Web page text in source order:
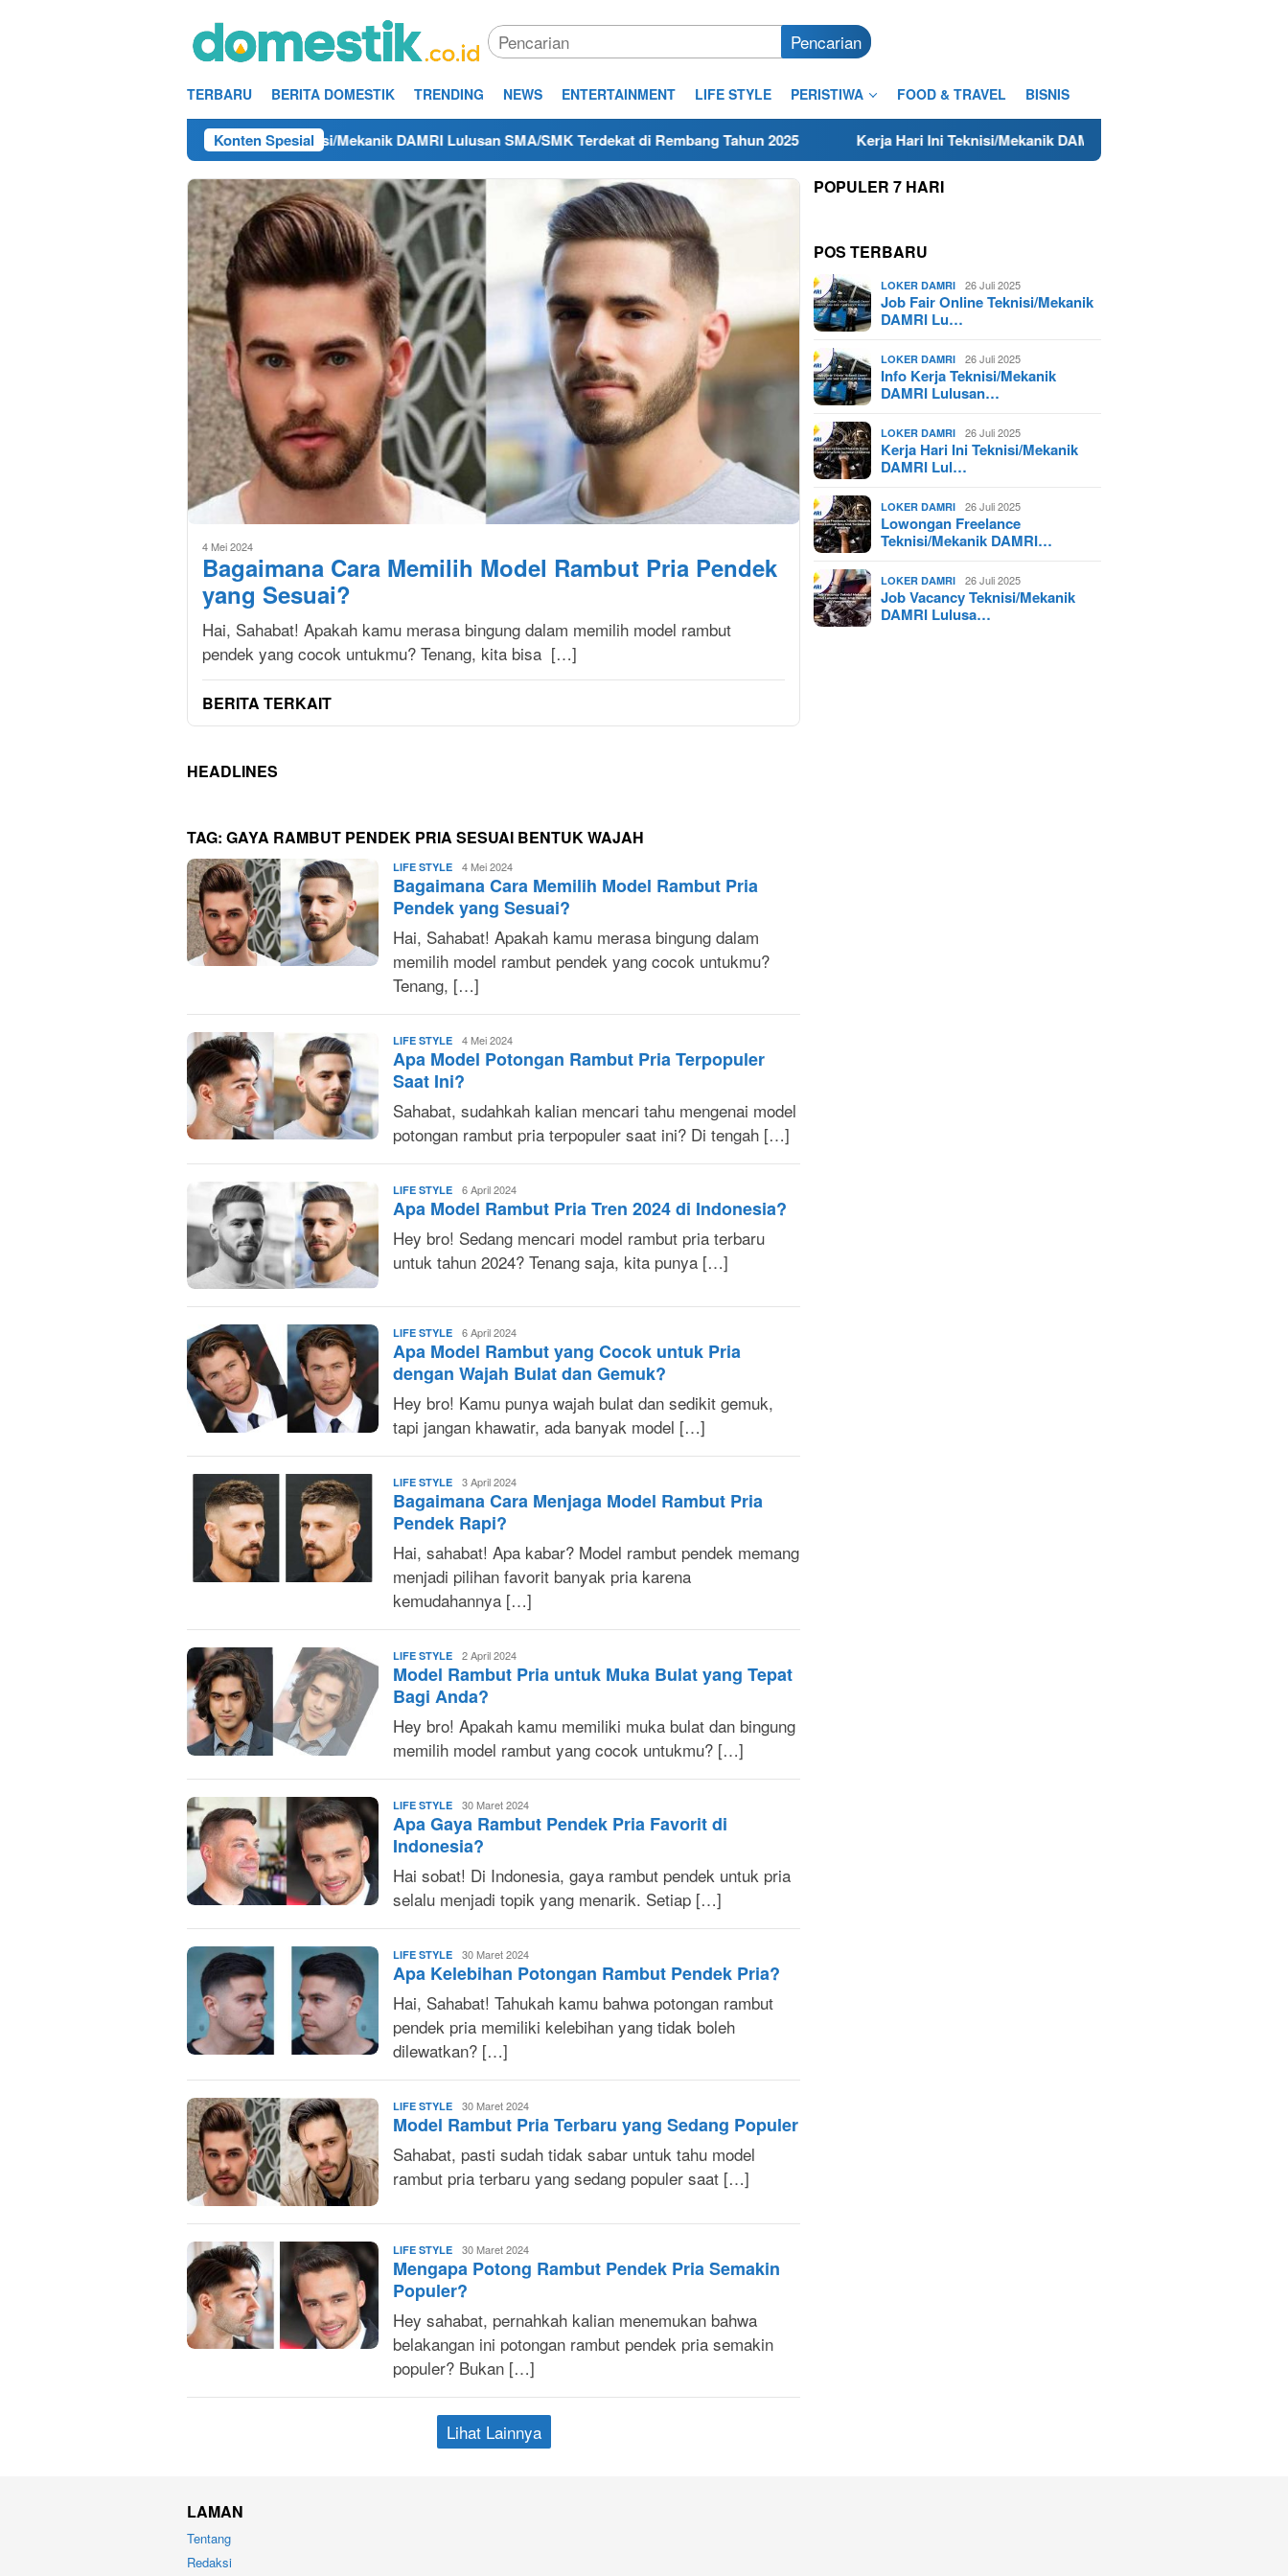
Pencarian
TERBARU BERITA DOMESTIK TRENDING NEWS ENTERTAINMENT LIFE STYLE PERISTIWA FOOD & TRAVEL BISNIS
Konten Spesial
Info Kerja Teknisi/Mekanik DAMRI Lulusan SMA/SMK Terdekat di Rembang Tahun 2025 Kerja Hari Ini Teknisi/Mekanik DAMRI Lulusan SMA/SMK Terdekat di Cilacap
4 Mei 2024
Bagaimana Cara Memilih Model Rambut Pria Pendek
yang Sesuai?
Hai, Sahabat! Apakah kamu merasa bingung dalam memilih model rambut
pendek yang cocok untukmu? Tenang, kita bisa […]
BERITA TERKAIT
HEADLINES
TAG: GAYA RAMBUT PENDEK PRIA SESUAI BENTUK WAJAH
LIFE STYLE Sonya
Ruri
4 Mei 2024
Bagaimana Cara Memilih Model Rambut Pria
Pendek yang Sesuai?
Hai, Sahabat! Apakah kamu merasa bingung dalam
memilih model rambut pendek yang cocok untukmu?
Tenang, […]
LIFE STYLE Sonya
Ruri
4 Mei 2024
Apa Model Potongan Rambut Pria Terpopuler
Saat Ini?
Sahabat, sudahkah kalian mencari tahu mengenai model
potongan rambut pria terpopuler saat ini? Di tengah […]
LIFE STYLE Sonya
Ruri
6 April 2024
Apa Model Rambut Pria Tren 2024 di Indonesia?
Hey bro! Sedang mencari model rambut pria terbaru
untuk tahun 2024? Tenang saja, kita punya […]
LIFE STYLE Sonya
Ruri
6 April 2024
Apa Model Rambut yang Cocok untuk Pria
dengan Wajah Bulat dan Gemuk?
Hey bro! Kamu punya wajah bulat dan sedikit gemuk,
tapi jangan khawatir, ada banyak model […]
LIFE STYLE Sonya
Ruri
3 April 2024
Bagaimana Cara Menjaga Model Rambut Pria
Pendek Rapi?
Hai, sahabat! Apa kabar? Model rambut pendek memang
menjadi pilihan favorit banyak pria karena
kemudahannya […]
LIFE STYLE Sonya
Ruri
2 April 2024
Model Rambut Pria untuk Muka Bulat yang Tepat
Bagi Anda?
Hey bro! Apakah kamu memiliki muka bulat dan bingung
memilih model rambut yang cocok untukmu? […]
LIFE STYLE Sonya
Ruri
30 Maret 2024
Apa Gaya Rambut Pendek Pria Favorit di
Indonesia?
Hai sobat! Di Indonesia, gaya rambut pendek untuk pria
selalu menjadi topik yang menarik. Setiap […]
LIFE STYLE Sonya
Ruri
30 Maret 2024
Apa Kelebihan Potongan Rambut Pendek Pria?
Hai, Sahabat! Tahukah kamu bahwa potongan rambut
pendek pria memiliki kelebihan yang tidak boleh
dilewatkan? […]
LIFE STYLE Sonya
Ruri
30 Maret 2024
Model Rambut Pria Terbaru yang Sedang Populer
Sahabat, pasti sudah tidak sabar untuk tahu model
rambut pria terbaru yang sedang populer saat […]
LIFE STYLE Sonya
Ruri
30 Maret 2024
Mengapa Potong Rambut Pendek Pria Semakin
Populer?
Hey sahabat, pernahkah kalian menemukan bahwa
belakangan ini potongan rambut pendek pria semakin
populer? Bukan […]
Lihat Lainnya
POPULER 7 HARI
POS TERBARU
LOKER DAMRI 26 Juli 2025
Job Fair Online Teknisi/Mekanik
DAMRI Lu…
LOKER DAMRI 26 Juli 2025
Info Kerja Teknisi/Mekanik
DAMRI Lulusan…
LOKER DAMRI 26 Juli 2025
Kerja Hari Ini Teknisi/Mekanik
DAMRI Lul…
LOKER DAMRI 26 Juli 2025
Lowongan Freelance
Teknisi/Mekanik DAMRI…
LOKER DAMRI 26 Juli 2025
Job Vacancy Teknisi/Mekanik
DAMRI Lulusa…
LAMAN
Tentang
Redaksi